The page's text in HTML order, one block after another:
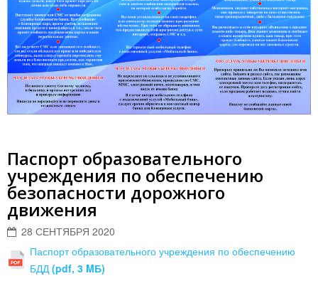
Паспорт образовательного
учреждения по обеспечению
безопасности дорожного
движения
28 СЕНТЯБРЯ 2020
Паспорт образовательного учреждения по обеспечению
БДД (pdf, 3 MБ)